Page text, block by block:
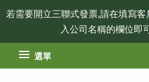
若需要開立三聯式發票,請在填寫
入公司名稱的欄位即
選單